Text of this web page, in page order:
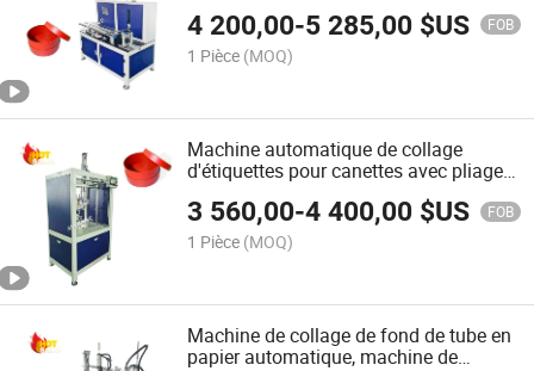
4 200,00-5 285,00 $US FOB
1 Pièce (MOQ)
Machine automatique de collage
d'étiquettes pour canettes avec pliage
3 560,00-4 400,00 $US FOB
1 Pièce (MOQ)
Machine de collage de fond de tube en
papier automatique, machine de